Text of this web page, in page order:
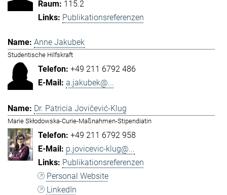
115.2
Publikationsreferenzen
Anne Jakubek
Studentische Hilfskraft
+49 211 6792 486
a.jakubek@...
Dr. Patricia Jovičević-Klug
Marie Skłodowska-Curie-Maßnahmen-Stipendiatin
+49 211 6792 958
p.jovicevic-klug@...
Publikationsreferenzen
Personal Website
LinkedIn